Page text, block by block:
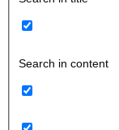
Search in content